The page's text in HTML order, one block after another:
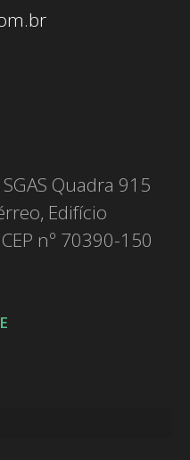
Quadra 915
Edifício
nº 70390-150